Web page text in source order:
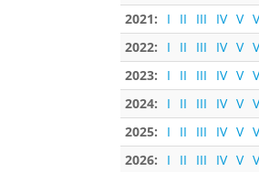
2021:
I II III IV V
2022:
I II III IV V
2023:
I II III IV V
2024:
I II III IV V
2025:
I II III IV V
2026:
I II III IV V